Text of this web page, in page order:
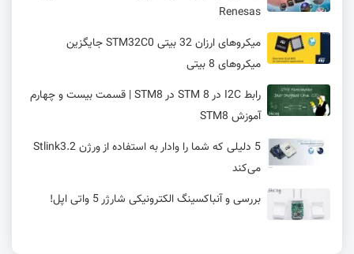
Renesas
میکروهای ارزان 32 بیتی STM32C0 جایگزین
میکروهای 8 بیتی
رابط I2C در STM 8 در STM8 | قسمت بیست و چهارم
آموزش STM8
5 دلیلی که شما را وادار به استفاده از ورژن Stlink3.2
می‌کند
بررسی و آنباکسینگ الکترونیکی شارژر 5 واتی اپل!